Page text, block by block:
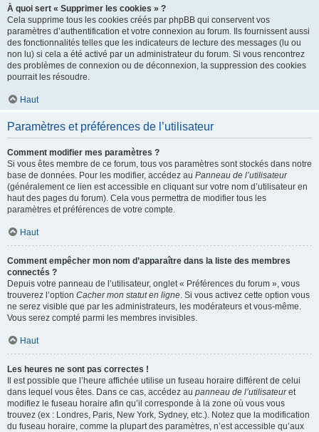
À quoi sert « Supprimer les cookies » ?
Cela supprime tous les cookies créés par phpBB qui conservent vos
paramètres d’authentification et votre connexion au forum. Ils fournissent aussi
des fonctionnalités telles que les indicateurs de lecture des messages (lu ou
non lu) si cela a été activé par un administrateur du forum. Si vous rencontrez
des problèmes de connexion ou de déconnexion, la suppression des cookies
pourrait les résoudre.
Haut
Paramètres et préférences de l’utilisateur
Comment modifier mes paramètres ?
Si vous êtes membre de ce forum, tous vos paramètres sont stockés dans notre
base de données. Pour les modifier, accédez au Panneau de l’utilisateur
(généralement ce lien est accessible en cliquant sur votre nom d’utilisateur en
haut des pages du forum). Cela vous permettra de modifier tous les
paramètres et préférences de votre compte.
Haut
Comment empêcher mon nom d’apparaître dans la liste des membres
connectés ?
Depuis votre panneau de l’utilisateur, onglet « Préférences du forum », vous
trouverez l’option Cacher mon statut en ligne. Si vous activez cette option vous
ne serez visible que par les administrateurs, les modérateurs et vous-même.
Vous serez compté parmi les membres invisibles.
Haut
Les heures ne sont pas correctes !
Il est possible que l’heure affichée utilise un fuseau horaire différent de celui
dans lequel vous êtes. Dans ce cas, accédez au panneau de l’utilisateuret
modifiez le fuseau horaire afin qu’il corresponde à la zone où vous vous
trouvez (ex : Londres, Paris, New York, Sydney, etc.). Notez que la modification
du fuseau horaire, comme la plupart des paramètres, n’est accessible qu’aux